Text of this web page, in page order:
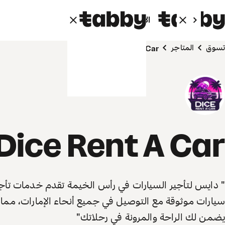
الأفراد الشركاء
تسوق المتاجر Dice Rent A Car
Rent A Car
" دايس لتأجير السيارات في رأس الخيمة تقدم خدمات
سيارات موثوقة مع التوصيل في جميع أنحاء الإمارات، مما
يضمن لك الراحة والمرونة في رحلاتك"